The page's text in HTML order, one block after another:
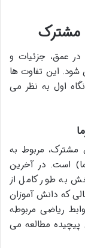
مشترک
عمق، جزئیات و
این تفاوت ها
اول به نظر می
مربوط به
است. در آخرین
به طور کامل از
که دانش آموزان
ریاضی مربوطه
پیچیده مطالعه می